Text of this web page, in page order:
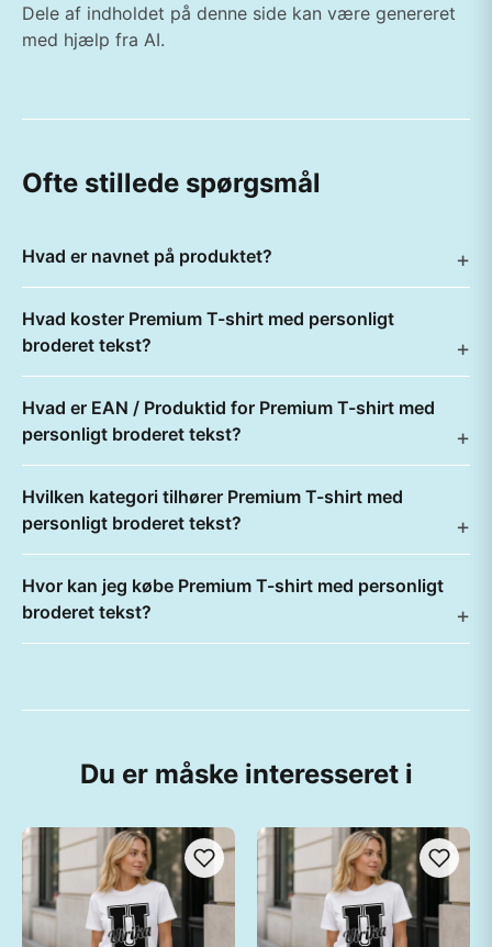
Dele af indholdet på denne side kan være genereret
med hjælp fra AI.
Ofte stillede spørgsmål
Hvad er navnet på produktet?
Hvad koster Premium T-shirt med personligt
broderet tekst?
Hvad er EAN / Produktid for Premium T-shirt med
personligt broderet tekst?
Hvilken kategori tilhører Premium T-shirt med
personligt broderet tekst?
Hvor kan jeg købe Premium T-shirt med personligt
broderet tekst?
Du er måske interesseret i